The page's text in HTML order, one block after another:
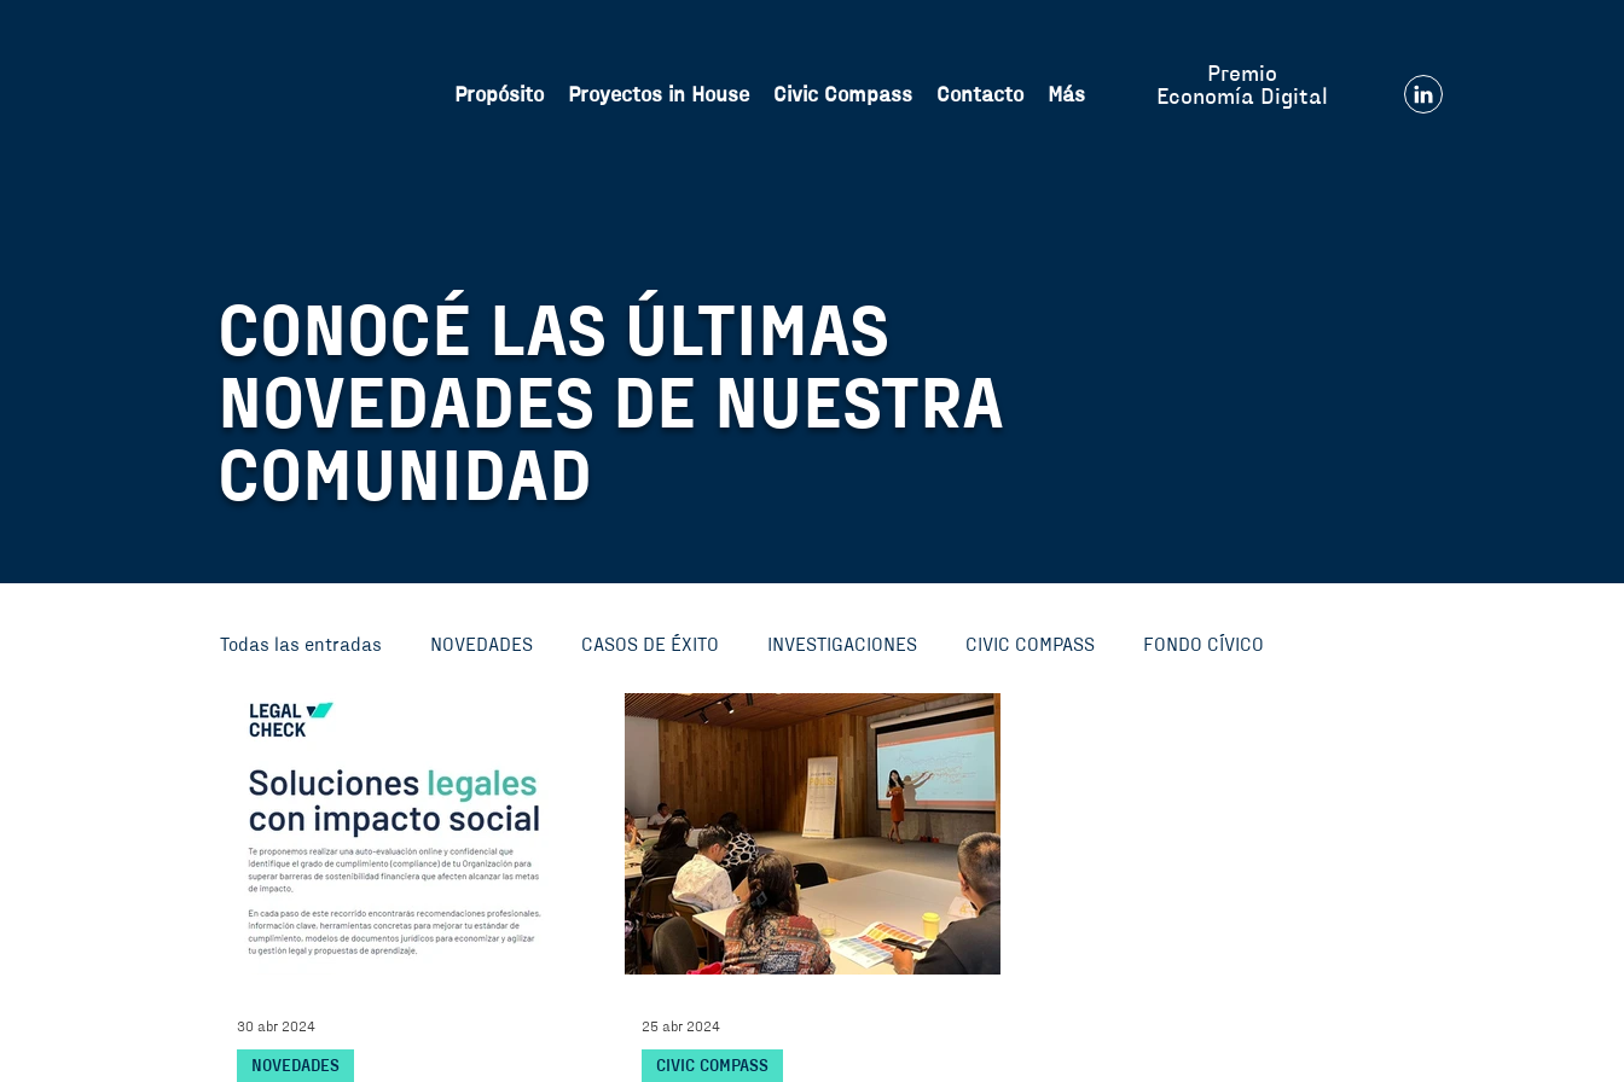
Premio
Economía Digital
Propósito Proyectos in House Civic Compass Contacto Más
CONOCÉ LAS ÚLTIMAS
NOVEDADES DE NUESTRA
COMUNIDAD
Todas las entradas NOVEDADES CASOS DE ÉXITO INVESTIGACIONES CIVIC COMPASS FONDO CÍVICO
FONDO CIRCULAR FONDO PRODUCTOS DIGITALES COMUNIDAD INVESTIGACIONES
INVESTIGACIONES Y CONOCIMIENTO RECONOCIMIENTOS VOLUNTARIADO WORKERTECH
CIVIC HOUSE
NOVEDADES
30 abr 2024
CIVIC COMPASS
25 abr 2024